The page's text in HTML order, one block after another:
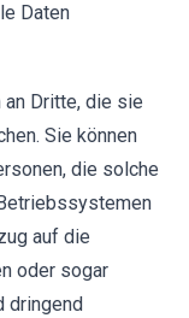
Daten
Dritte, die sie
Sie können
die solche
auf die
oder sogar
dringend